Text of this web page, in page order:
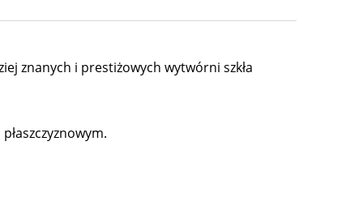
znanych i prestiżowych wytwórni szkła